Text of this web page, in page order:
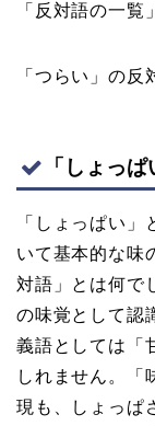
「反対語の一覧
「つらい」の反
「しょっ
「しょっぱい
いて基本的な味
対語」とは何で
の味覚として認
義語としては「
しれません。「
現も、しょっぱ